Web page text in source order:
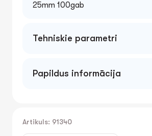
25mm 100gab
Tehniskie parametri
Papildus informācija
Artikuls: 91340